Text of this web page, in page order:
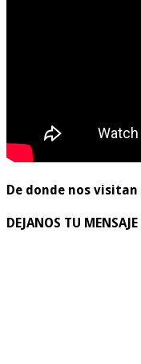
De donde nos visitan
DEJANOS TU MENSAJE